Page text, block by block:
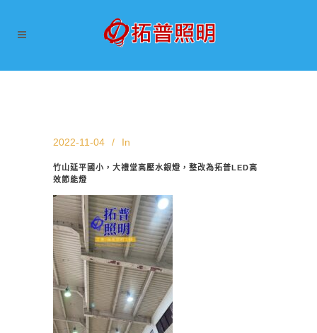
2022-11-04 In
竹山延平國小，大禮堂高壓水銀燈，整改為拓普LED高
效節能燈